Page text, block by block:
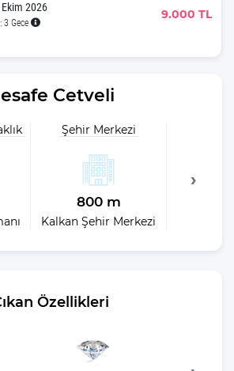
2026
Gece
9.000 TL
Cetveli
Şehir Merkezi
800 m
Kalkan Şehir Merkezi
Özellikleri